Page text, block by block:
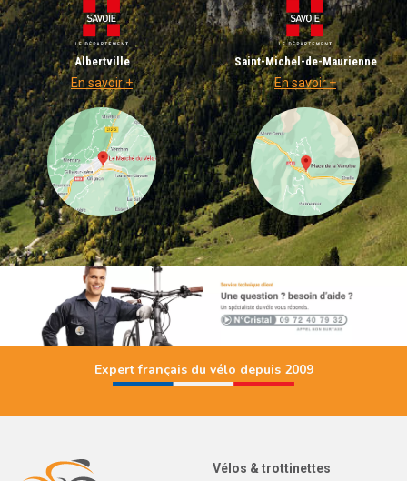
Albertville
En savoir +
Saint-Michel-de-Maurienne
En savoir +
Expert français du vélo depuis 2009
Vélos & trottinettes